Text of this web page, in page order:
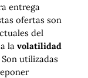
entrega
ofertas son
del
la volatilidad
Son utilizadas